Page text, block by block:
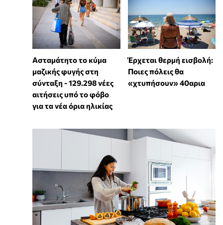
Ασταμάτητο το κύμα
μαζικής φυγής στη
σύνταξη - 129.298 νέες
αιτήσεις υπό το φόβο
για τα νέα όρια ηλικίας
Έρχεται θερμή εισβολή:
Ποιες πόλεις θα
«χτυπήσουν» 40αρια